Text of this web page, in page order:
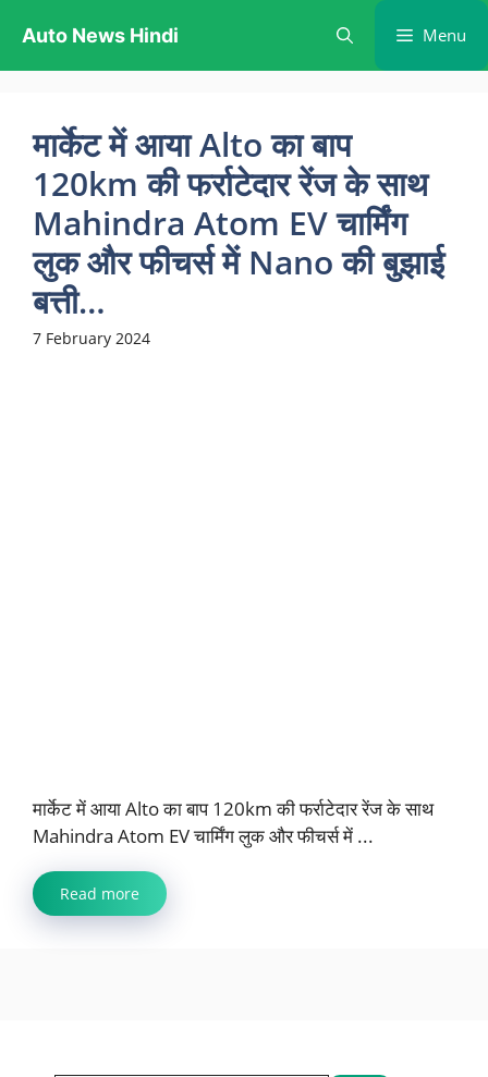
content
Auto News Hindi Menu
मार्केट में आया Alto का बाप
120km की फर्राटेदार रेंज के साथ
Mahindra Atom EV चार्मिंग
लुक और फीचर्स में Nano की बुझाई
बत्ती…
7 February 2024
मार्केट में आया Alto का बाप 120km की फर्राटेदार रेंज के साथ
Mahindra Atom EV चार्मिंग लुक और फीचर्स में ...
Read more